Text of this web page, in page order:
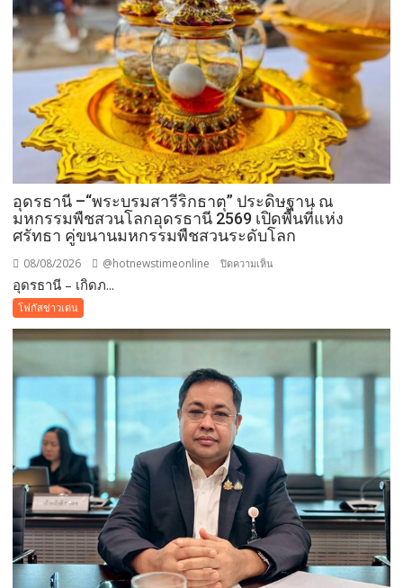
อุดรธานี –“พระบรมสารีริกธาตุ” ประดิษฐาน ณ
มหกรรมพืชสวนโลกอุดรธานี 2569 เปิดพื้นที่แห่ง
ศรัทธา คู่ขนานมหกรรมพืชสวนระดับโลก
08/08/2026 @hotnewstimeonline ปิดความเห็น
ประดิษฐาน
มหกรรม
สวน
อุดรธานี
2569
เปิด
พื้นที่
ศรัทธา
คู่
อุดรธานี – เกิดภ...
โฟกัสข่าวเด่น